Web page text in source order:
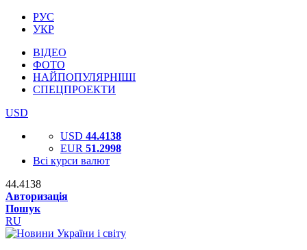
РУС
УКР
ВІДЕО
ФОТО
НАЙПОПУЛЯРНІШІ
СПЕЦПРОЕКТИ
USD
USD 44.4138
EUR 51.2998
Всі курси валют
44.4138
Авторизація
Пошук
RU